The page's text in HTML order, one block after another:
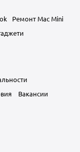
Ремонт Mac Mini
Вакансии